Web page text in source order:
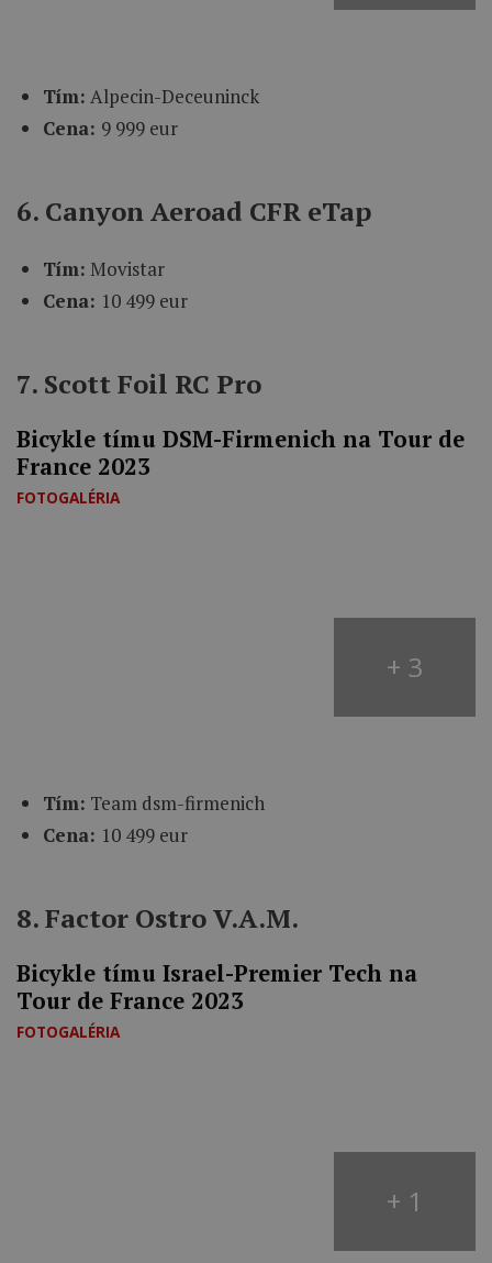
Tím: Alpecin-Deceuninck
Cena: 9 999 eur
6. Canyon Aeroad CFR eTap
Tím: Movistar
Cena: 10 499 eur
7. Scott Foil RC Pro
Bicykle tímu DSM-Firmenich na Tour de
France 2023
FOTOGALÉRIA
+ 3
Tím: Team dsm-firmenich
Cena: 10 499 eur
8. Factor Ostro V.A.M.
Bicykle tímu Israel-Premier Tech na
Tour de France 2023
FOTOGALÉRIA
+ 1